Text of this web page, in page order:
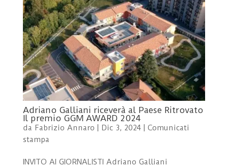
Adriano Galliani riceverà al Paese Ritrovato
Il premio GGM AWARD 2024
da Fabrizio Annaro Dic 3, 2024| Comunicati
stampa
INVITO AI GIORNALISTI Adriano Galliani